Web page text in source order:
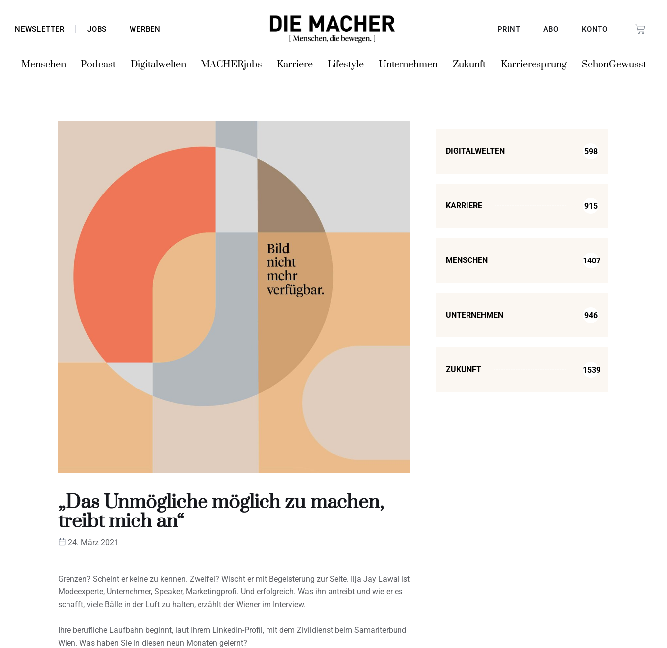
NEWSLETTER JOBS WERBEN PRINT ABO KONTO
Menschen Podcast Digitalwelten MACHERjobs Karriere Lifestyle Unternehmen Zukunft Karrieresprung SchonGewusst
„Das Unmögliche möglich zu machen,
treibt mich an“
24. März 2021
Grenzen? Scheint er keine zu kennen. Zweifel? Wischt er mit Begeisterung zur Seite. Ilja Jay Lawal ist
Modeexperte, Unternehmer, Speaker, Marketingprofi. Und erfolgreich. Was ihn antreibt und wie er es
schafft, viele Bälle in der Luft zu halten, erzählt der Wiener im Interview.
Ihre berufliche Laufbahn beginnt, laut Ihrem LinkedIn-Profil, mit dem Zivildienst beim Samariterbund
Wien. Was haben Sie in diesen neun Monaten gelernt?
DIGITALWELTEN 598
KARRIERE 915
MENSCHEN 1407
UNTERNEHMEN 946
ZUKUNFT 1539